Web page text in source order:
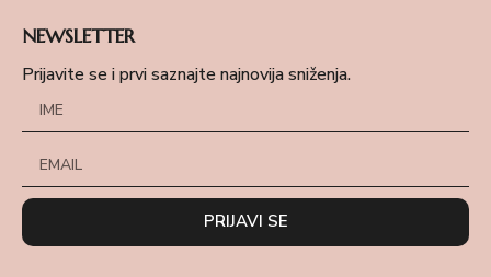
NEWSLETTER
Prijavite se i prvi saznajte najnovija sniženja.
PRIJAVI SE